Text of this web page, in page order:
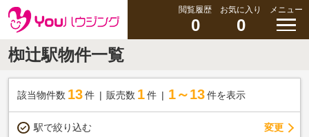
閲覧履歴
0
お気に入り
0
メニュー
椥辻駅物件一覧
該当物件数 13件 販売数 1 件 1～13 件を表示
駅で絞り込む 変更